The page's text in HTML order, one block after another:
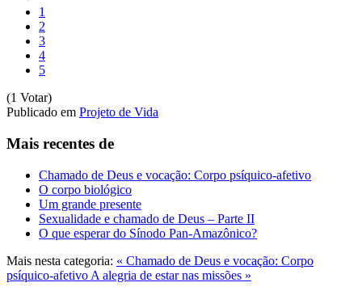
1
2
3
4
5
(1 Votar)
Publicado em Projeto de Vida
Mais recentes de
Chamado de Deus e vocação: Corpo psíquico-afetivo
O corpo biológico
Um grande presente
Sexualidade e chamado de Deus – Parte II
O que esperar do Sínodo Pan-Amazônico?
Mais nesta categoria: « Chamado de Deus e vocação: Corpo
psíquico-afetivo A alegria de estar nas missões »